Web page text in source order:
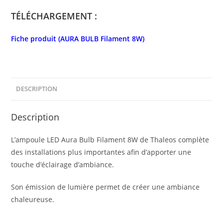
TÉLÉCHARGEMENT :
Fiche produit (AURA BULB Filament 8W)
DESCRIPTION
Description
L’ampoule LED Aura Bulb Filament 8W de Thaleos complète
des installations plus importantes afin d’apporter une
touche d’éclairage d’ambiance.
Son émission de lumière permet de créer une ambiance
chaleureuse.